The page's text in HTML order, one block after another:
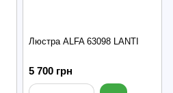
Люстра ALFA 63098 LANTI
5 700 грн